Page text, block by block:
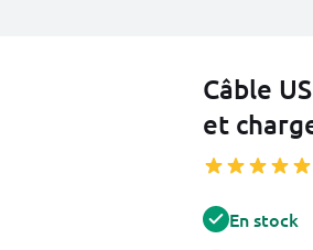
Câble
et
En stock